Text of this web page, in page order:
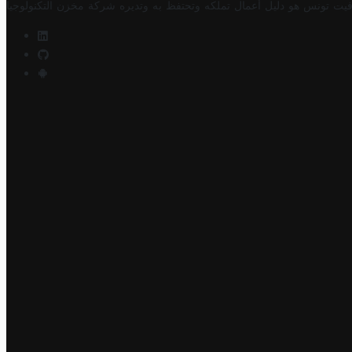
تونس هو دليل أعمال تملكه وتحتفظ به وتديره شركة مخزن التكنولوجيا